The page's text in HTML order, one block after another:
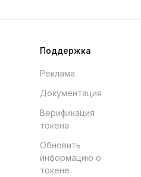
Поддержка
Реклама
Документация
Верификация
токена
Обновить
информацию о
токене